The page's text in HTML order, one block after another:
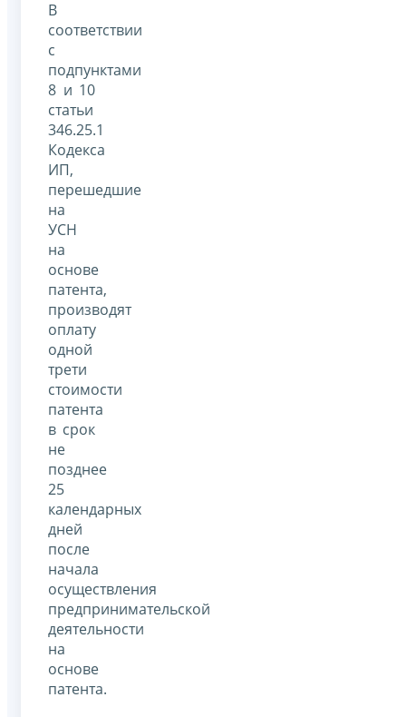
В
соответствии
с
подпунктами
8 и 10
статьи
346.25.1
Кодекса
ИП,
перешедшие
на
УСН
на
основе
патента,
производят
оплату
одной
трети
стоимости
патента
в срок
не
позднее
25
календарных
дней
после
начала
осуществления
предпринимательской
деятельности
на
основе
патента.